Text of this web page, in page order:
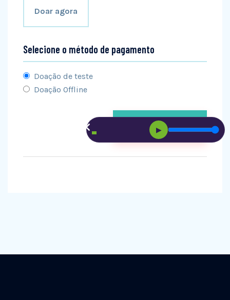
Doar agora
Selecione o método de pagamento
Doação de teste
Doação Offline
▶